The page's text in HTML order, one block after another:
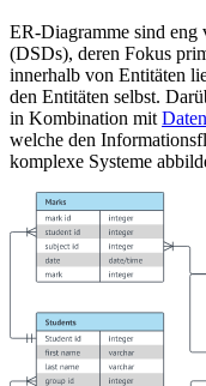
ER-Diagramme sind eng
(DSDs), deren Fokus
innerhalb von Entitäten
den Entitäten selbst.
in Kombination mit
welche den
komplexe Systeme